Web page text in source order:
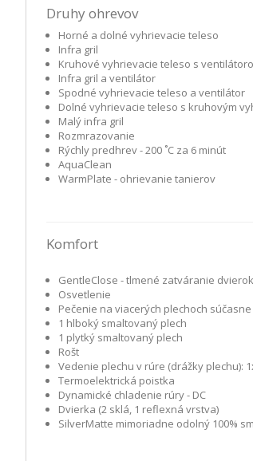
Druhy ohrevov
Horné a dolné vyhrievacie teleso
Infra gril
Kruhové vyhrievacie teleso s
Infra gril a ventilátor
Spodné vyhrievacie teleso a ventilátor
Dolné vyhrievacie teleso s kruhovým
Malý infra gril
Rozmrazovanie
Rýchly predhrev - 200 ˚C za 6 minút
AquaClean
WarmPlate - ohrievanie tanierov
Komfort
GentleClose - tlmené zatváranie
Osvetlenie
Pečenie na viacerých plechoch súčasne
1 hlboký smaltovaný plech
1 plytký smaltovaný plech
Rošt
Vedenie plechu v rúre (drážky plechu):
Termoelektrická poistka
Dynamické chladenie rúry - DC
Dvierka (2 sklá, 1 reflexná vrstva)
SilverMatte mimoriadne odolný 100%